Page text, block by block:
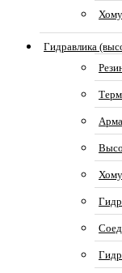
Гидравлика